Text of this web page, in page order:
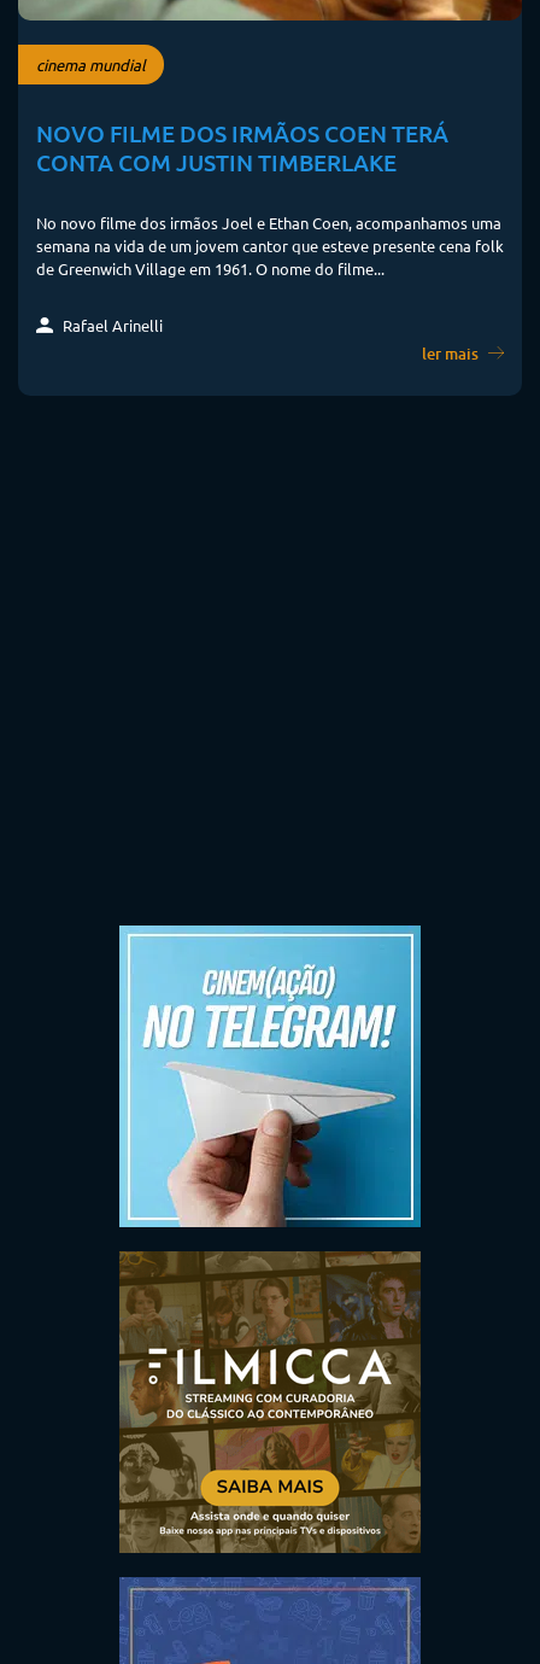
cinema mundial
NOVO FILME DOS IRMÃOS COEN TERÁ
CONTA COM JUSTIN TIMBERLAKE
No novo filme dos irmãos Joel e Ethan Coen, acompanhamos uma
semana na vida de um jovem cantor que esteve presente cena folk
de Greenwich Village em 1961. O nome do filme...
Rafael Arinelli
ler mais